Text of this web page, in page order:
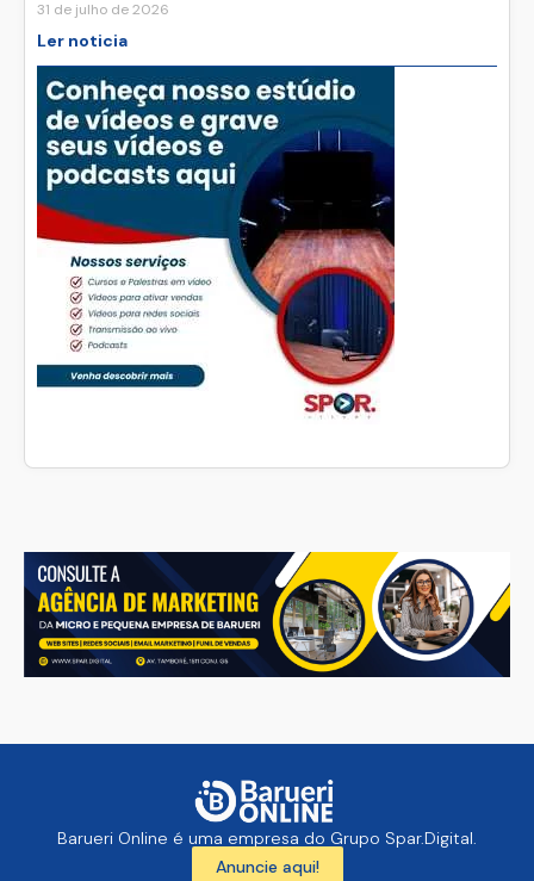
31 de julho de 2026
Ler noticia
Barueri Online é uma empresa do Grupo Spar.Digital.
Anuncie aqui!